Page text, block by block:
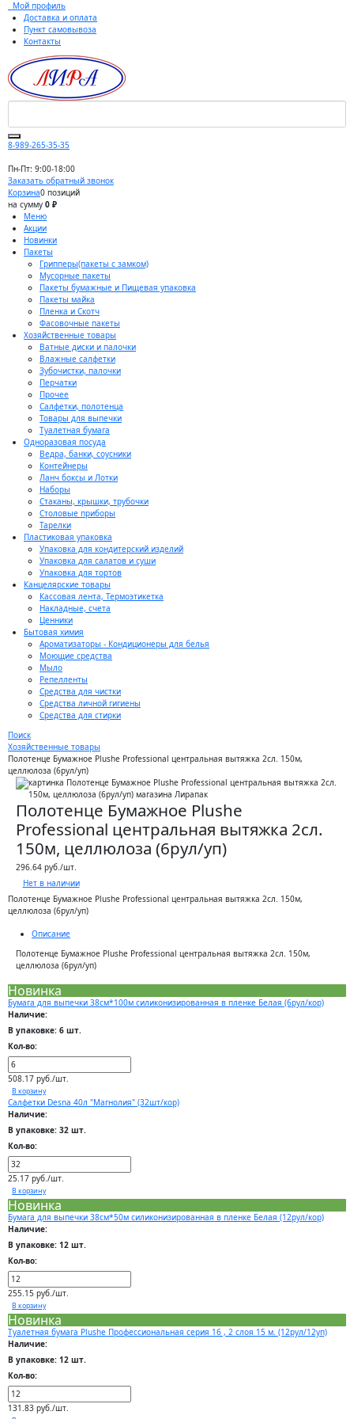
Мой профиль
Доставка и оплата
Пункт самовывоза
Контакты
8-989-265-35-35
Пн-Пт: 9:00-18:00
Заказать обратный звонок
Корзина0 позиций
на сумму 0 ₽
Меню
Акции
Новинки
Пакеты
Грипперы(пакеты с замком)
Мусорные пакеты
Пакеты бумажные и Пищевая упаковка
Пакеты майка
Пленка и Скотч
Фасовочные пакеты
Хозяйственные товары
Ватные диски и палочки
Влажные салфетки
Зубочистки, палочки
Перчатки
Прочее
Салфетки, полотенца
Товары для выпечки
Туалетная бумага
Одноразовая посуда
Ведра, банки, соусники
Контейнеры
Ланч боксы и Лотки
Наборы
Стаканы, крышки, трубочки
Столовые приборы
Тарелки
Пластиковая упаковка
Упаковка для кондитерский изделий
Упаковка для салатов и суши
Упаковка для тортов
Канцелярские товары
Кассовая лента, Термоэтикетка
Накладные, счета
Ценники
Бытовая химия
Ароматизаторы - Кондиционеры для белья
Моющие средства
Мыло
Репелленты
Средства для чистки
Средства личной гигиены
Средства для стирки
Поиск
Хозяйственные товары
Полотенце Бумажное Plushe Professional центральная вытяжка 2сл. 150м,
целлюлоза (6рул/уп)
Полотенце Бумажное Plushe
Professional центральная вытяжка 2сл.
150м, целлюлоза (6рул/уп)
296.64 руб./шт.
Нет в наличии
Полотенце Бумажное Plushe Professional центральная вытяжка 2сл. 150м,
целлюлоза (6рул/уп)
Описание
Полотенце Бумажное Plushe Professional центральная вытяжка 2сл. 150м,
целлюлоза (6рул/уп)
Новинка
Бумага для выпечки 38см*100м силиконизированная в пленке Белая (6рул/кор)
Наличие:
В упаковке: 6 шт.
Кол-во:
508.17 руб./шт.
В корзину
Салфетки Desna 40л "Магнолия" (32шт/кор)
Наличие:
В упаковке: 32 шт.
Кол-во:
25.17 руб./шт.
В корзину
Новинка
Бумага для выпечки 38см*50м силиконизированная в пленке Белая (12рул/кор)
Наличие:
В упаковке: 12 шт.
Кол-во:
255.15 руб./шт.
В корзину
Новинка
Туалетная бумага Plushe Профессиональная серия 16 , 2 слоя 15 м. (12рул/12уп)
Наличие:
В упаковке: 12 шт.
Кол-во:
131.83 руб./шт.